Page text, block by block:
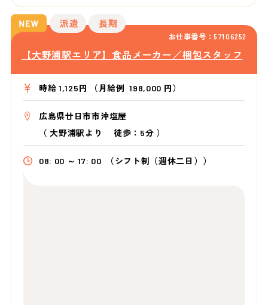
お仕事番号：57106252
派遣 長期
【大野浦駅エリア】食品メーカー／梱包スタッフ
時給 1,125円 （月給例 198,000 円）
広島県廿日市市沖塩屋
（大野浦駅より 徒歩：5分 ）
08: 00 ～ 17: 00 （シフト制（週休二日））